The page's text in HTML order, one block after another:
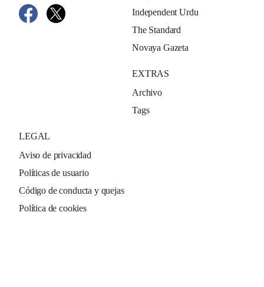
Independent Urdu
The Standard
Novaya Gazeta
EXTRAS
Archivo
Tags
LEGAL
Aviso de privacidad
Políticas de usuario
Código de conducta y quejas
Política de cookies